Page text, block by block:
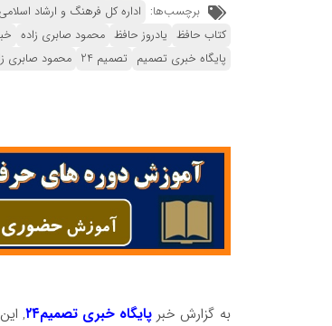
برچسب‌ها: اداره کل فرهنگ و ارشاد
کتاب حافظ یادروز حافظ محمود صابری زاده
پایگاه خبری تصمیم تصمیم 24 محمود صابری
به گزارش خبر پایگاه خبری تصمیم۲۴
,